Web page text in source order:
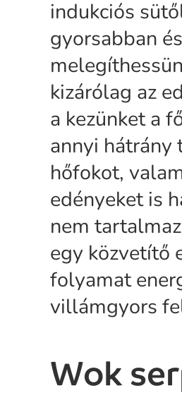
indukciós
gyorsabban
kizárólag az
a kezünket a
annyi hátrány
hőfokot,
edényeket is
nem
egy közvetítő
folyamat
villámgyors
Wok